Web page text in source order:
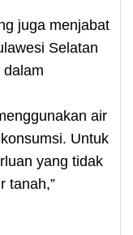
juga menjabat
Selatan
dalam
air
Untuk
yang tidak
tanah,”